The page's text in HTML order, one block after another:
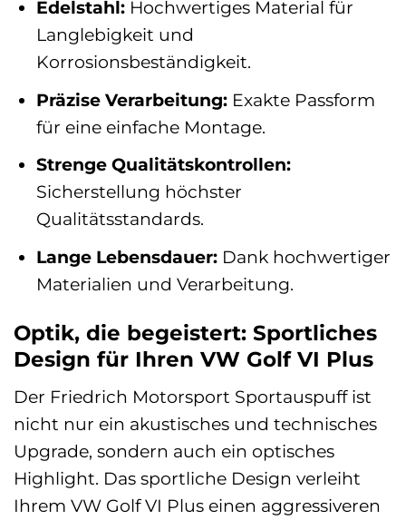
Edelstahl:Hochwertiges Material für
Langlebigkeit und
Korrosionsbeständigkeit.
Präzise Verarbeitung:Exakte Passform
für eine einfache Montage.
Strenge Qualitätskontrollen:
Sicherstellung höchster
Qualitätsstandards.
Lange Lebensdauer:Dank hochwertiger
Materialien und Verarbeitung.
Optik, die begeistert: Sportliches
Design für Ihren VW Golf VI Plus
Der Friedrich Motorsport Sportauspuff ist
nicht nur ein akustisches und technisches
Upgrade, sondern auch ein optisches
Highlight. Das sportliche Design verleiht
Ihrem VW Golf VI Plus einen aggressiveren